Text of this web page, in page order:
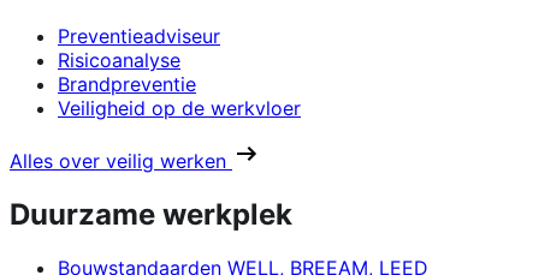
Preventieadviseur
Risicoanalyse
Brandpreventie
Veiligheid op de werkvloer
Alles over veilig werken
Duurzame werkplek
Bouwstandaarden WELL, BREEAM, LEED